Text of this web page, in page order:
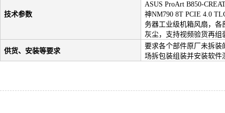
技术参数
ASUS ProArt B850-
神NM790 8T PCIE 4.0
务器工业级机箱风扇，各
灰尘，支持视频验货再组
供货、安装等要求
要求各个部件原厂未拆装
场拆包装组装并安装软件